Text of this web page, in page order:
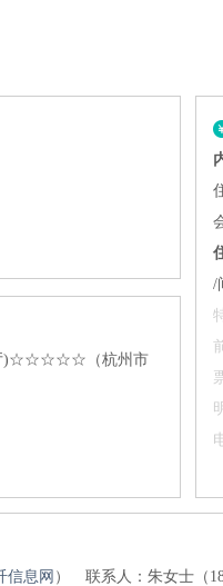
厅)☆☆☆☆☆（杭州市
/
信息网 ）
联系人：朱女士（